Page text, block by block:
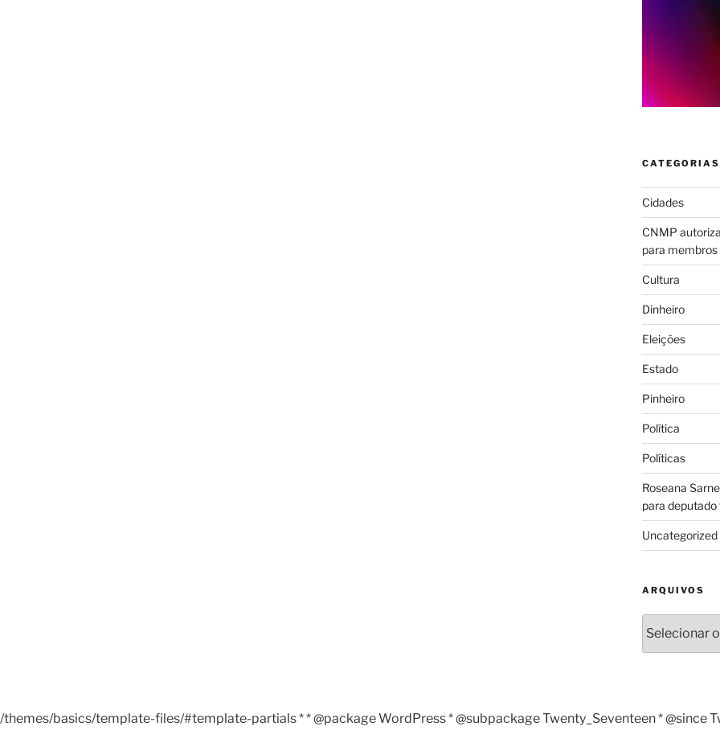
CATEGORIAS
Cidades
CNMP
para
Cultura
Dinheiro
Eleições
Estado
Pinheiro
Política
Políticas
Roseana
para deputado
Uncategorized
ARQUIVOS
/themes/basics/template-files/#template-partials * * @package WordPress * @subpackage Twenty_Seventeen * @since